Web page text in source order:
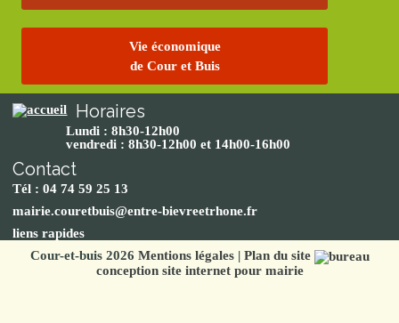
Vie économique
de Cour et Buis
Horaires
Lundi : 8h30-12h00
vendredi : 8h30-12h00 et 14h00-16h00
Contact
Tél : 04 74 59 25 13
mairie.couretbuis@entre-bievreetrhone.fr
liens rapides
Cour-et-buis 2026 Mentions légales| Plan du site
conception site internet pour mairie